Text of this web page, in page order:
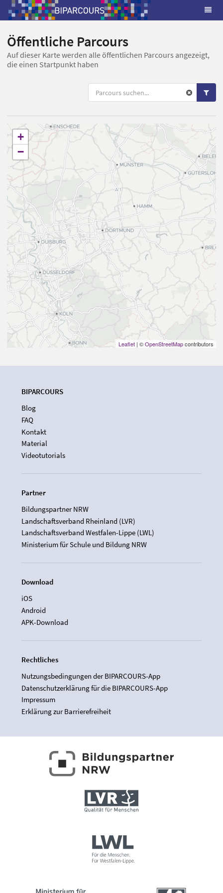
Öffentliche Parcours
Auf dieser Karte werden alle öffentlichen Parcours angezeigt,
die einen Startpunkt haben
+
−
Leaflet | ©OpenStreetMapcontributors
BIPARCOURS
Blog
FAQ
Kontakt
Material
Videotutorials
Partner
Bildungspartner NRW
Landschaftsverband Rheinland (LVR)
Landschaftsverband Westfalen-Lippe (LWL)
Ministerium für Schule und Bildung NRW
Download
iOS
Android
APK-Download
Rechtliches
Nutzungsbedingungen der BIPARCOURS-App
Datenschutzerklärung für die BIPARCOURS-App
Impressum
Erklärung zur Barrierefreiheit